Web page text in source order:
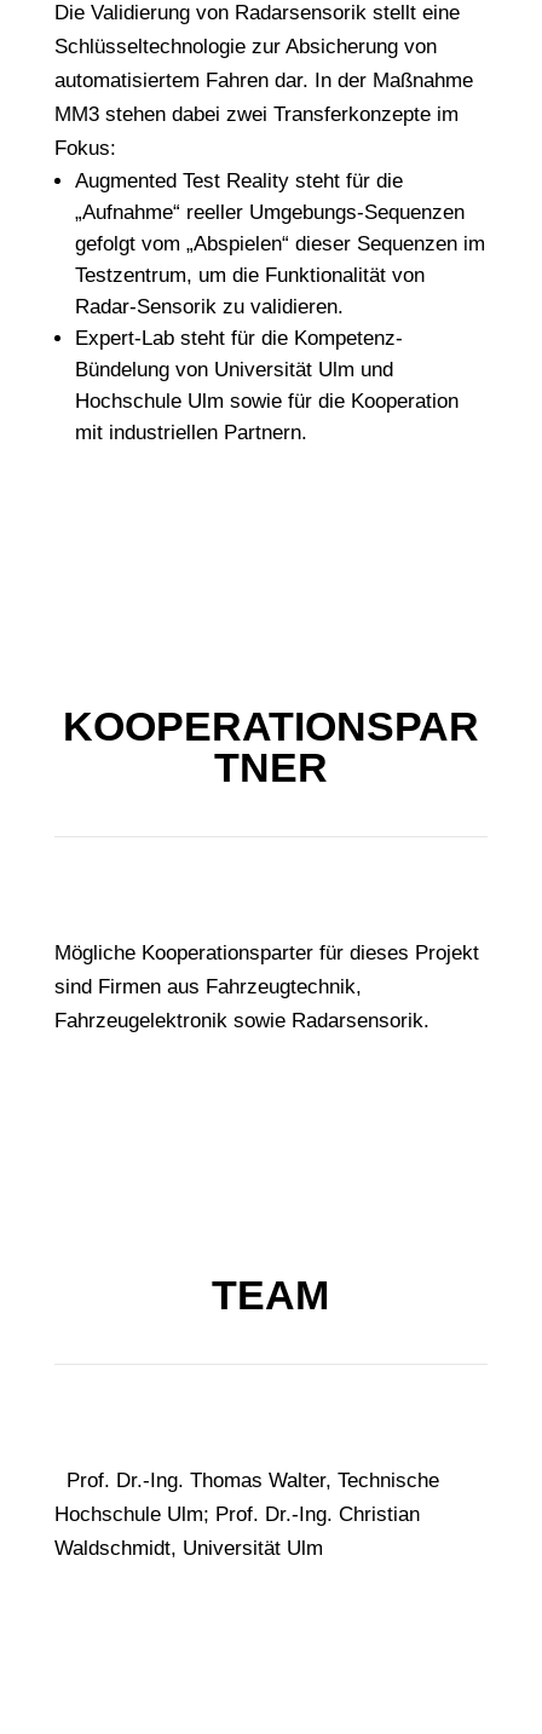
Die Validierung von Radarsensorik stellt eine
Schlüsseltechnologie zur Absicherung von
automatisiertem Fahren dar. In der Maßnahme
MM3 stehen dabei zwei Transferkonzepte im
Fokus:
Augmented Test Reality steht für die
„Aufnahme“ reeller Umgebungs-Sequenzen
gefolgt vom „Abspielen“ dieser Sequenzen im
Testzentrum, um die Funktionalität von
Radar-Sensorik zu validieren.
Expert-Lab steht für die Kompetenz-
Bündelung von Universität Ulm und
Hochschule Ulm sowie für die Kooperation
mit industriellen Partnern.
KOOPERATIONSPAR
TNER
Mögliche Kooperationsparter für dieses Projekt
sind Firmen aus Fahrzeugtechnik,
Fahrzeugelektronik sowie Radarsensorik.
TEAM
Prof. Dr.-Ing. Thomas Walter, Technische
Hochschule Ulm; Prof. Dr.-Ing. Christian
Waldschmidt, Universität Ulm